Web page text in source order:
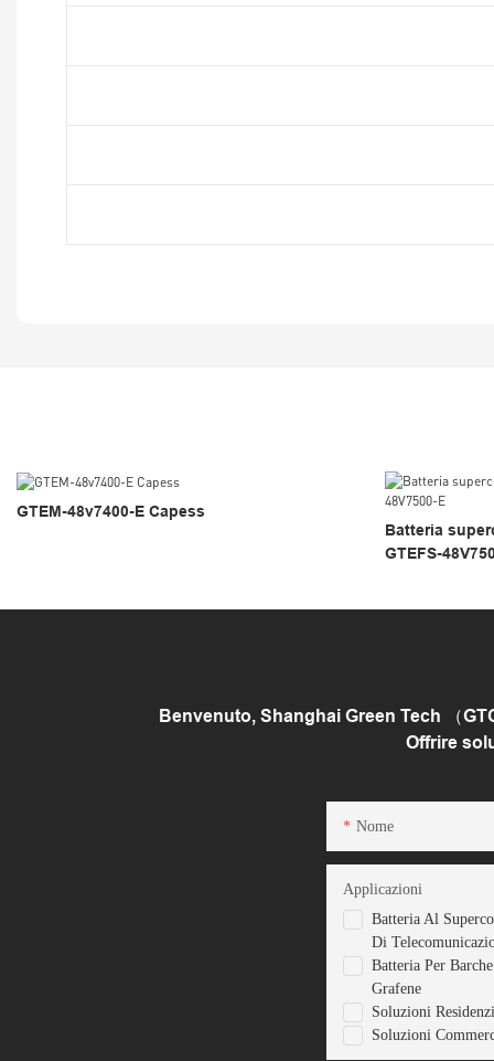
GTEM-48v7400-E Capess
Batteria
GTEFS-
Benvenuto, Shanghai Green Tech （
Offrire
Nome
Batteria Al
Di
Batteria Per
Grafene
Soluzioni
Soluzioni
Applicazioni